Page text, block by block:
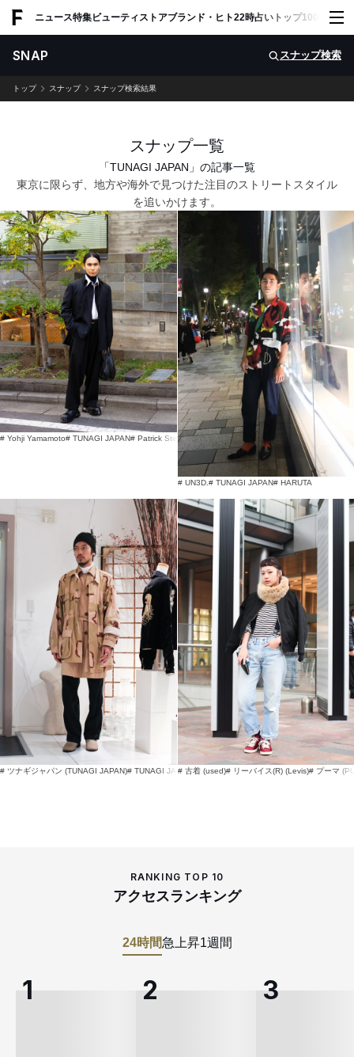
ニュース特集ビューティ ストアブランド・ヒト22時占い トップ100 スナッ
SNAP スナップ検索
トップ スナップ スナップ検索結果
スナップ一覧
「TUNAGI JAPAN」の記事一覧
東京に限らず、地方や海外で見つけた注目のストリートスタイル
を追いかけます。
# Yohji Yamamoto# TUNAGI JAPAN# Patrick Stephan
# UN3D. # TUNAGI JAPAN# HARUTA
# ツナギジャパン (TUNAGI JAPAN)# TUNAGI JAPAN# 古着 (used)# リーバイス(R) (Levis)# プーマ
RANKING TOP 10
アクセスランキング
24時間急上昇1週間